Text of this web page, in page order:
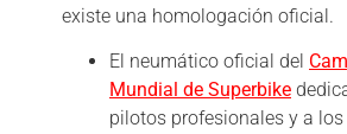
existe una homologación oficial.
El neumático oficial del
Mundial de Superbike
pilotos profesionales y a